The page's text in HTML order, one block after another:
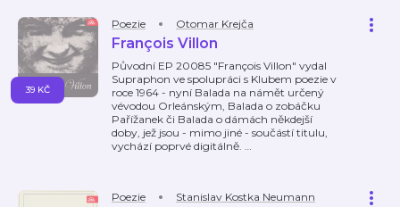
Poezie Otomar Krejča
François Villon
Původní EP 20085 "François Villon" vydal
Supraphon ve spolupráci s Klubem poezie v
roce 1964 - nyní Balada na námět určený
vévodou Orleánským, Balada o zobáčku
Pařížanek či Balada o dámách někdejší
doby, jež jsou - mimo jiné - součástí titulu,
vychází poprvé digitálně. …
39 KČ
Poezie Stanislav Kostka Neumann